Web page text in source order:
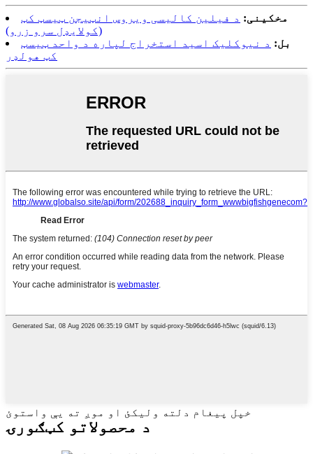
مخکینی: د فیلین کالیسی ویروس انټيجن ټیسټ کټ
(کولایډل سرو زرو)
بل: د نیوکلیک اسید استخراج لپاره د واحد ټیسټ
کټ هولډر
خپل پیغام دلته ولیکئ او موږ ته یې واستوئ
د محصولاتو کټګورۍ